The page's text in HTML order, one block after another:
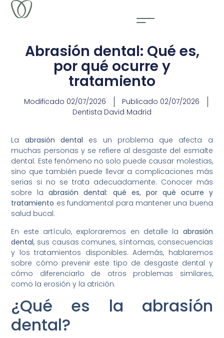
Abrasión dental: Qué es,
por qué ocurre y
tratamiento
Modificado 02/07/2026 Publicado 02/07/2026
Dentista David Madrid
La abrasión dental es un problema que afecta a
muchas personas y se refiere al desgaste del esmalte
dental. Este fenómeno no solo puede causar molestias,
sino que también puede llevar a complicaciones más
serias si no se trata adecuadamente. Conocer más
sobre laabrasión dental: qué es, por qué ocurre y
tratamiento es fundamental para mantener una buena
salud bucal.
En este artículo, exploraremos en detalle la abrasión
dental, sus causas comunes, síntomas, consecuencias
y los tratamientos disponibles. Además, hablaremos
sobre cómo prevenir este tipo de desgaste dental y
cómo diferenciarlo de otros problemas similares,
como la erosión y la atrición.
¿Qué es la abrasión
dental?